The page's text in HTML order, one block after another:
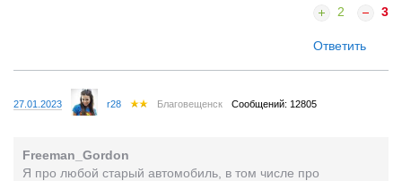
2 3
Ответить
27.01.2023 r28 Благовещенск Сообщений: 12805
Freeman_Gordon
Я про любой старый автомобиль, в том числе про